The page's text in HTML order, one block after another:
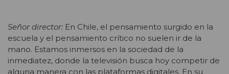
Señor director: En Chile, el pensamiento surgido en la
escuela y el pensamiento crítico no suelen ir de la
mano. Estamos inmersos en la sociedad de la
inmediatez, donde la televisión busca hoy competir de
alguna manera con las plataformas digitales. En su